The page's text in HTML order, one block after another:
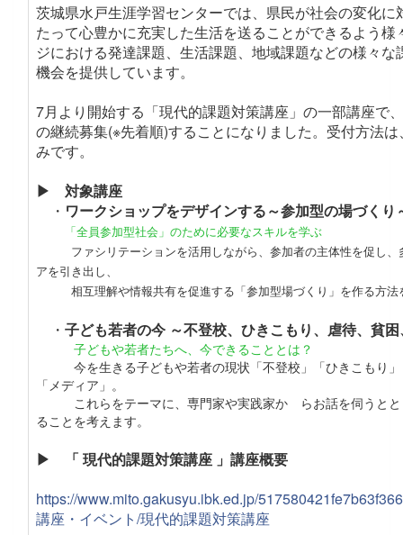
茨城県水戸生涯学習センターでは、県民が社会の変化に
たって心豊かに充実した生活を送ることができるよう様
ジにおける発達課題、生活課題、地域課題などの様々な
機会を提供しています。
7月より開始する「現代的課題対策講座」の一部講座で
の継続募集(※先着順)することになりました。 受付方法
みです。
▶ 対象講座
・ ワークショップをデザインする～参加型の場づくり
「全員参加型社会」のために必要なスキルを学ぶ
ファシリテーションを活用しながら、参加者の主体性を促し、
アを引き出し、
相互理解や情報共有を促進する「参加型場づくり」を作る方法
・ 子ども若者の今 ～不登校、ひきこもり、虐待、貧
子どもや若者たちへ、今できることとは？
今を生きる子どもや若者の現状「不登校」「ひきこもり」
「メディア」。
これらをテーマに、専門家や実践家か らお話を伺うとと
ることを考えます。
▶ 「 現代的課題対策講座 」講座概要
https://www.mito.gakusyu.ibk.ed.jp/
講座・イベント/現代的課題対策講座